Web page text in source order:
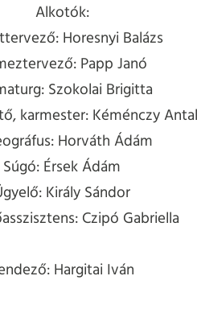
Alkotók:
Horesnyi Balázs
Papp Janó
Szokolai Brigitta
karmester: Kéménczy Antal
Horváth Ádám
Súgó: Érsek Ádám
Király Sándor
Czipó Gabriella
Hargitai Iván